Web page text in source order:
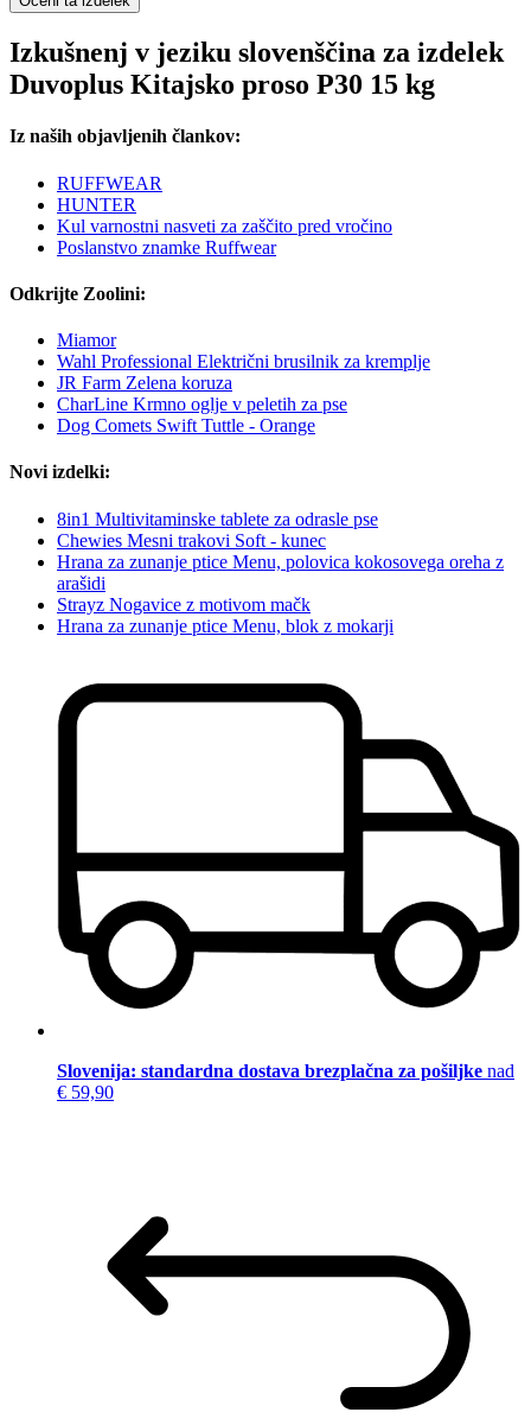
Izkušnenj v jeziku slovenščina za izdelek
Duvoplus Kitajsko proso P30 15 kg
Iz naših objavljenih člankov:
RUFFWEAR
HUNTER
Kul varnostni nasveti za zaščito pred vročino
Poslanstvo znamke Ruffwear
Odkrijte Zoolini:
Miamor
Wahl Professional Električni brusilnik za kremplje
JR Farm Zelena koruza
CharLine Krmno oglje v peletih za pse
Dog Comets Swift Tuttle - Orange
Novi izdelki:
8in1 Multivitaminske tablete za odrasle pse
Chewies Mesni trakovi Soft - kunec
Hrana za zunanje ptice Menu, polovica kokosovega oreha z
arašidi
Strayz Nogavice z motivom mačk
Hrana za zunanje ptice Menu, blok z mokarji
Slovenija: standardna dostava brezplačna za pošiljke nad
€ 59,90